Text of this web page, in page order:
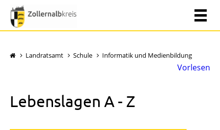
Landratsamt Schule Informatik und Medienbildung
Vorlesen
Lebenslagen A - Z